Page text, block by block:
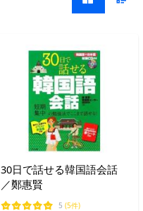
30日で話せる韓国語会話
／鄭惠賢
5 (5件)